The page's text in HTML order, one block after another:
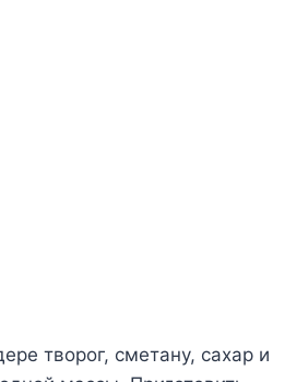
творог, сметану, сахар и